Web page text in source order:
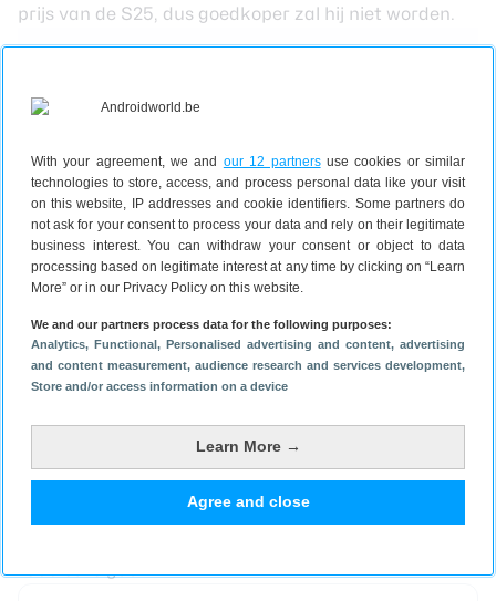
With your agreement, we and our 12 partnersuse cookies or similar
technologies to store, access, and process personal data like your visit
on this website, IP addresses and cookie identifiers. Some partners do
not ask for your consent to process your data and rely on their legitimate
business interest. You can withdraw your consent or object to data
processing based on legitimate interest at any time by clicking on “Learn
More” or in our Privacy Policy on this website.
We and our partners process data for the following purposes:
Analytics, Functional, Personalised advertising and content, advertising
and content measurement, audience research and services development,
Store and/or access information on a device
Learn More →
Agree and close
prijs van de S25, dus goedkoper zal hij niet worden.
Lees verder na de advertentie.
Samsung zou tegelijk met dat toestel ook zijn eigen
One UI-schil met Android 15 lanceren. De standaard
van de S24 Ultra ging over de toonbank voor 1449
1500 euro gaan?